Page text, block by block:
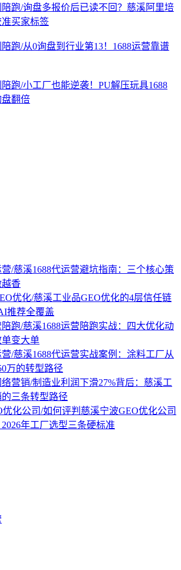
跑/询盘多报价后已读不回？慈溪阿里培
买家标签
跑/从0询盘到行业第13！1688运营靠谱
跑/小工厂也能逆袭！PU解压玩具1688
翻倍
营/慈溪1688代运营避坑指南：三个核心策
越香
优化/慈溪工业品GEO优化的4层信任链
推荐全覆盖
陪跑/慈溪1688运营陪跑实战：四大优化动
变大单
营/慈溪1688代运营实战案例：涂料工厂从
万的转型路径
营销/制造业利润下滑27%背后：慈溪工
三条转型路径
优化公司/如何评判慈溪宁波GEO优化公司
年工厂选型三条硬标准